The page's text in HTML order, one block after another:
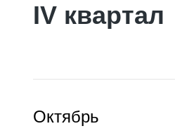
IV квартал
Октябрь